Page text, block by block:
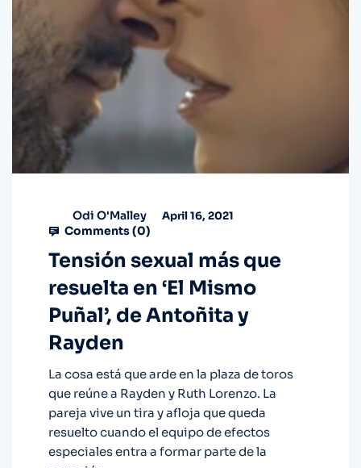
Odi O'Malley April 16, 2021
Comments (0)
Tensión sexual más que
resuelta en ‘El Mismo
Puñal’, de Antoñita y
Rayden
La cosa está que arde en la plaza de toros
que reúne a Rayden y Ruth Lorenzo. La
pareja vive un tira y afloja que queda
resuelto cuando el equipo de efectos
especiales entra a formar parte de la